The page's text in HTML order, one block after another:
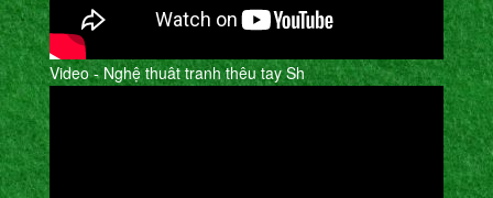
Video - Nghệ thuât tranh thêu tay Sh